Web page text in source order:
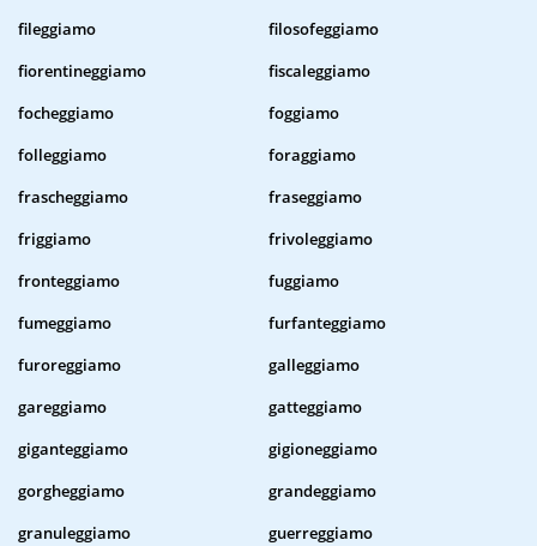
fileggiamo
filosofeggiamo
fiorentineggiamo
fiscaleggiamo
focheggiamo
foggiamo
folleggiamo
foraggiamo
frascheggiamo
fraseggiamo
friggiamo
frivoleggiamo
fronteggiamo
fuggiamo
fumeggiamo
furfanteggiamo
furoreggiamo
galleggiamo
gareggiamo
gatteggiamo
giganteggiamo
gigioneggiamo
gorgheggiamo
grandeggiamo
granuleggiamo
guerreggiamo